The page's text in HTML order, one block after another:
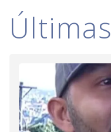
Últimas